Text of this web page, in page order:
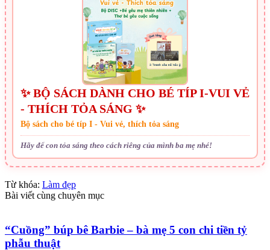
✨ BỘ SÁCH DÀNH CHO BÉ TÍP I-VUI VẺ
- THÍCH TỎA SÁNG ✨
Bộ sách cho bé típ I - Vui vẻ, thích tỏa sáng
Hãy để con tỏa sáng theo cách riêng của mình ba mẹ nhé!
Từ khóa: Làm đẹp
Bài viết cùng chuyên mục
“Cuồng” búp bê Barbie – bà mẹ 5 con chi tiền tỷ
phẫu thuật